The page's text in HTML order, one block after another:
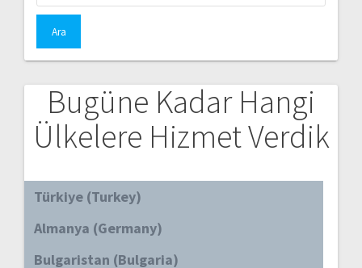
Bugüne Kadar Hangi
Ülkelere Hizmet Verdik
Türkiye (Turkey)
Almanya (Germany)
Bulgaristan (Bulgaria)